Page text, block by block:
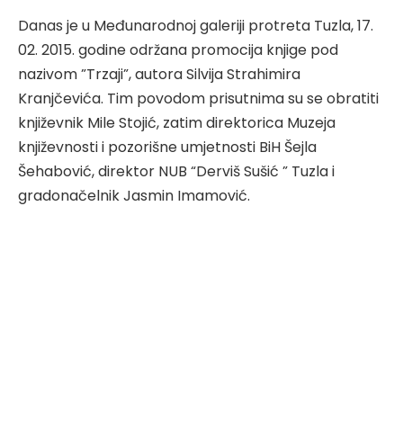
Danas je u Međunarodnoj galeriji protreta Tuzla, 17.
02. 2015. godine održana promocija knjige pod
nazivom ”Trzaji”, autora Silvija Strahimira
Kranjčevića. Tim povodom prisutnima su se obratiti
književnik Mile Stojić, zatim direktorica Muzeja
književnosti i pozorišne umjetnosti BiH Šejla
Šehabović, direktor NUB “Derviš Sušić ” Tuzla i
gradonačelnik Jasmin Imamović.